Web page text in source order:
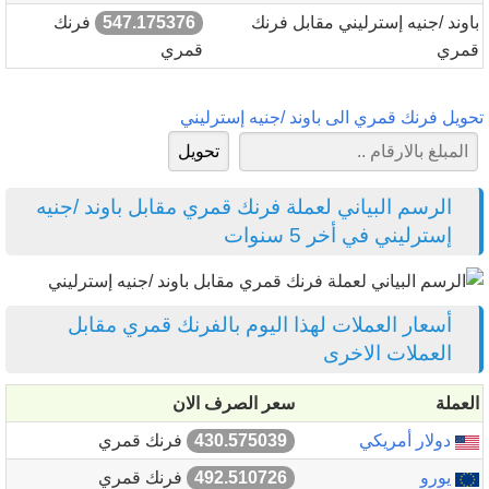
باوند /جنيه إسترليني مقابل فرنك
قمري
547.175376
فرنك
قمري
تحويل فرنك قمري الى باوند /جنيه إسترليني
الرسم البياني لعملة فرنك قمري مقابل باوند /جنيه
إسترليني في أخر 5 سنوات
أسعار العملات لهذا اليوم بالفرنك قمري مقابل
العملات الاخرى
العملة
سعر الصرف الان
دولار أمريكي
430.575039
فرنك قمري
يورو
492.510726
فرنك قمري